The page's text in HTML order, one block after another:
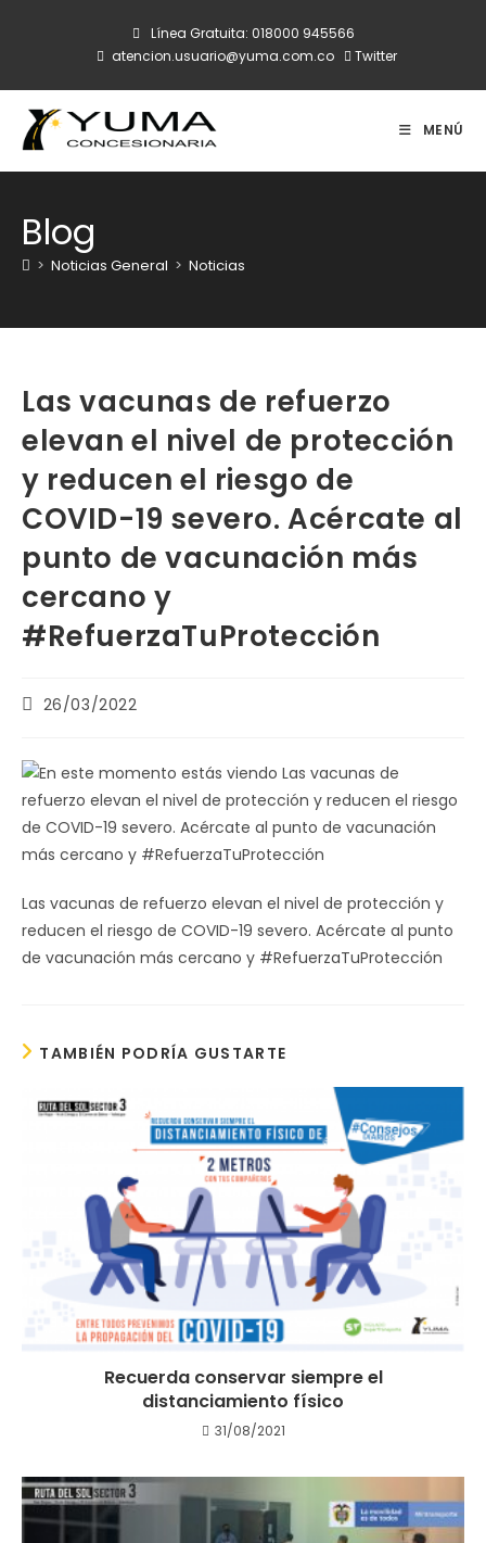
Línea Gratuita: 018000 945566
atencion.usuario@yuma.com.co
Twitter
MENÚ
Blog
> Noticias General > Noticias
Las vacunas de refuerzo
elevan el nivel de protección
y reducen el riesgo de
COVID-19 severo. Acércate al
punto de vacunación más
cercano y
#RefuerzaTuProtección
Publicación
entrada:
26/03/2022
Las vacunas de refuerzo elevan el nivel de protección y
reducen el riesgo de COVID-19 severo. Acércate al punto
de vacunación más cercano y #RefuerzaTuProtección
TAMBIÉN PODRÍA GUSTARTE
Recuerda conservar siempre el
distanciamiento físico
31/08/2021